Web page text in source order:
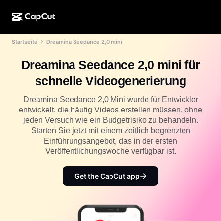
CapCut Pad
CapCut für Mobilgeräte
Dreamina AI
Pippit AI
KI-Design
KI-Videogenerator
KI-Bildgenerator
KI-Bildverbesserung
Dreamina Seedance 2.5
KI-Tools
Videoeditor und -generator
Bildeditor und -generator
Stimmgenerator und -editor
Soziale Netzwerke
Feiertagsvorlagen
Mehr
Kalendervorlagen
Community
Initiativen
Partner*innen
Pionier-Programm
Programm für kreative Partner*innen
CapCut Kreativ-Campus
Startseite Dreamina Seedance 2,0 mini
Dreamina Seedance 2,0 mini für
schnelle Videogenerierung
Dreamina Seedance 2,0 Mini wurde für Entwickler
entwickelt, die häufig Videos erstellen müssen, ohne
jeden Versuch wie ein Budgetrisiko zu behandeln.
Starten Sie jetzt mit einem zeitlich begrenzten
Einführungsangebot, das in der ersten
Veröffentlichungswoche verfügbar ist.
Get the CapCut app